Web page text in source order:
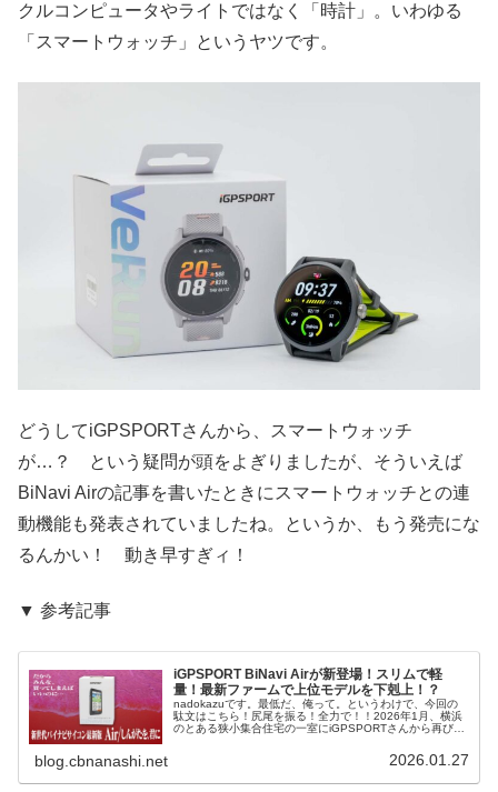
クルコンピュータやライトではなく「時計」。いわゆる
「スマートウォッチ」というヤツです。
どうしてiGPSPORTさんから、スマートウォッチ
が…？ という疑問が頭をよぎりましたが、そういえば
BiNavi Airの記事を書いたときにスマートウォッチとの連
動機能も発表されていましたね。というか、もう発売にな
るんかい！ 動き早すぎィ！
▼ 参考記事
iGPSPORT BiNavi Airが新登場！スリムで軽
量！最新ファームで上位モデルを下剋上！？
nadokazuです。最低だ、俺って。というわけで、今回の
駄文はこちら！尻尾を振る！全力で！！2026年1月、横浜
のとある狭小集合住宅の一室にiGPSPORTさんから再び宅
blog.cbnanashi.net 2026.01.27